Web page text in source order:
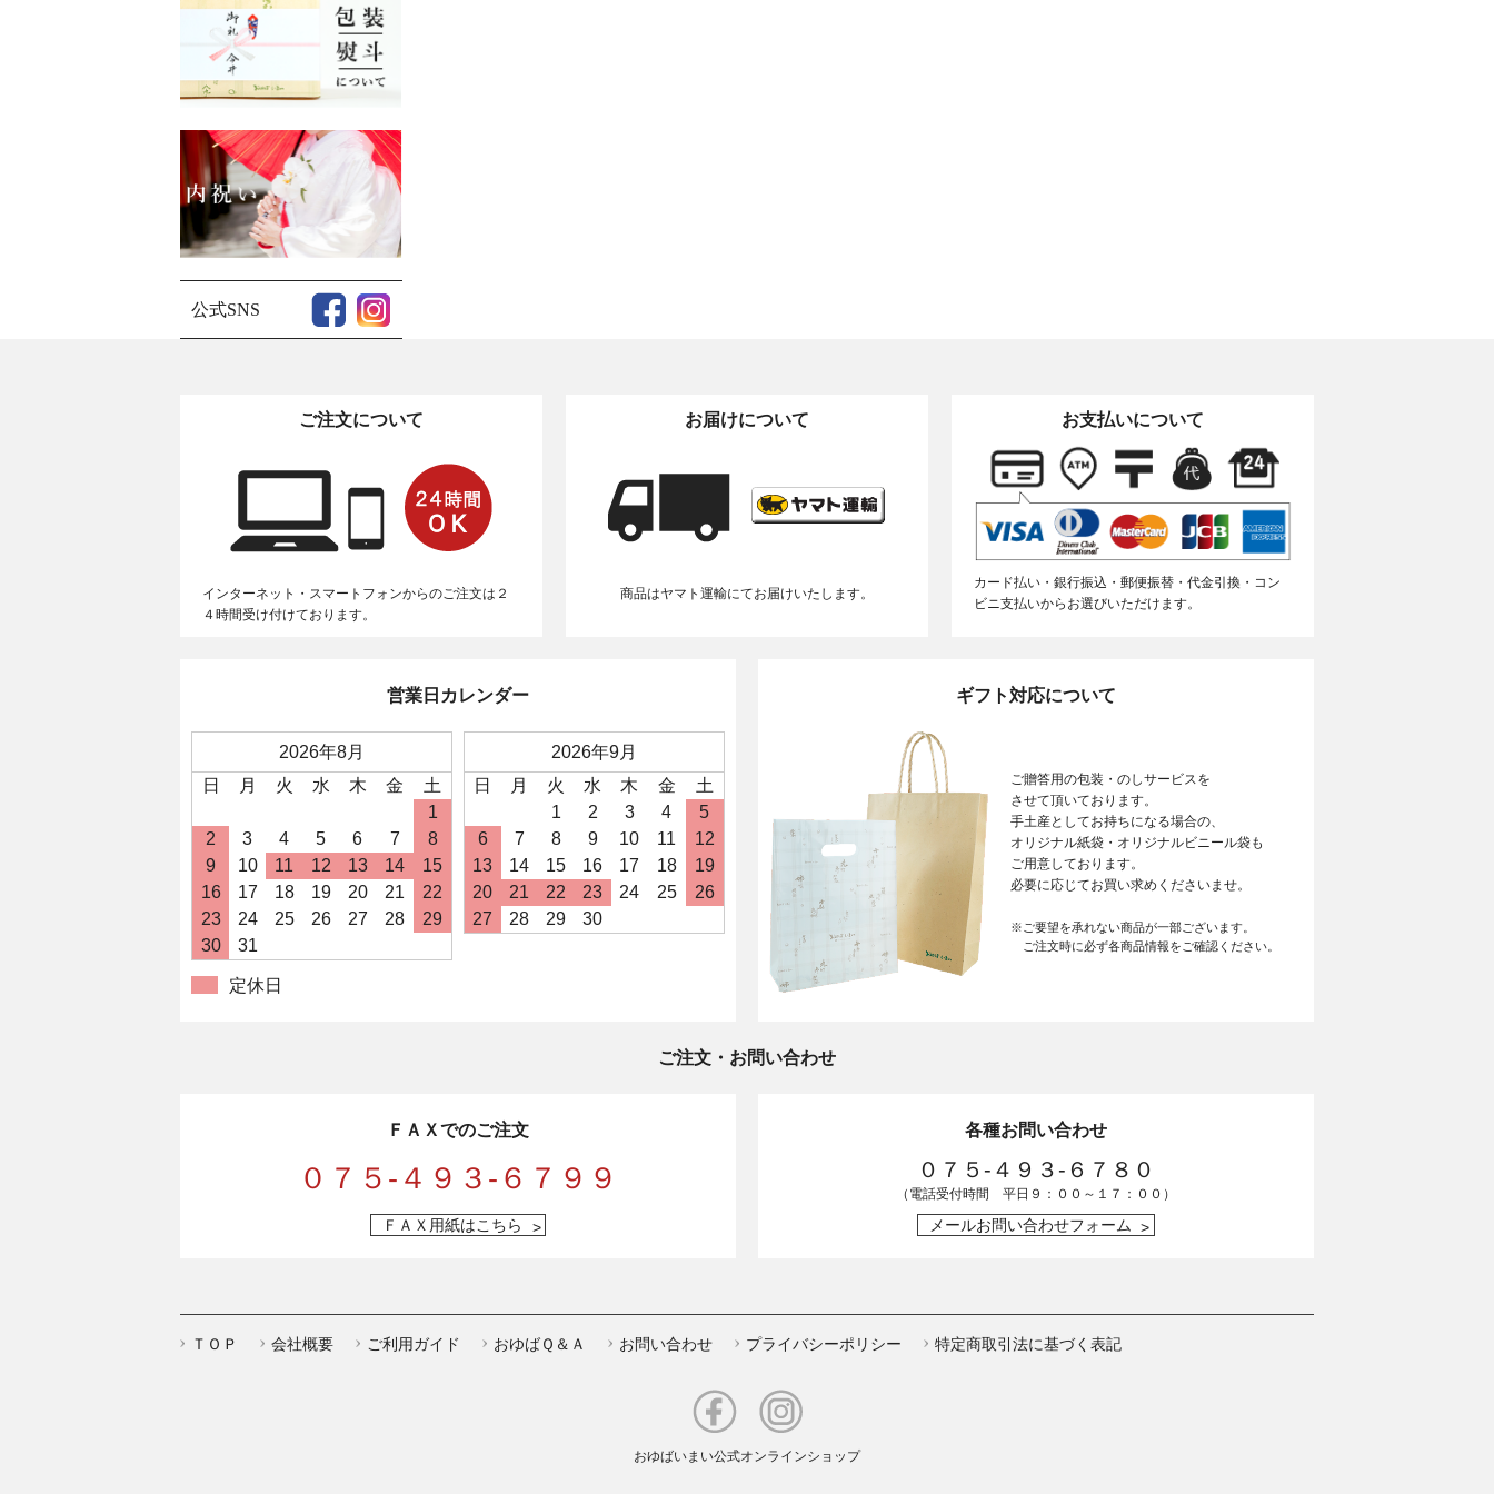
公式SNS
ご注文について
インターネット・スマートフォンからのご注文は２
４時間受け付けております。
お届けについて
商品はヤマト運輸にてお届けいたします。
お支払いについて
カード払い・銀行振込・郵便振替・代金引換・コン
ビニ支払いからお選びいただけます。
営業日カレンダー
2026年8月
日
月 火 水 木 金
土
1
2
3 4 5 6 7
8
9
10 11 12 13 14
15
16
17 18 19 20 21
22
23
24 25 26 27 28
29
30
31
2026年9月
日
月 火 水 木 金
土
1
2 3 4
5
6
7 8 9 10 11
12
13
14 15 16 17 18
19
20
21 22 23 24 25
26
27
28 29 30
定休日
ギフト対応について
ご贈答用の包装・のしサービスを
させて頂いております。
手土産としてお持ちになる場合の、
オリジナル紙袋・オリジナルビニール袋も
ご用意しております。
必要に応じてお買い求めくださいませ。
※ご要望を承れない商品が一部ございます。
ご注文時に必ず各商品情報をご確認ください。
ご注文・お問い合わせ
ＦＡＸでのご注文
０７５-４９３-６７９９
ＦＡＸ用紙はこちら
各種お問い合わせ
０７５-４９３-６７８０
（電話受付時間 平日９：００～１７：００）
メールお問い合わせフォーム
ＴＯＰ 会社概要 ご利用ガイド おゆばＱ＆Ａ お問い合わせ プライバシーポリシー 特定商取引法に基づく表記
おゆばいまい公式オンラインショップ